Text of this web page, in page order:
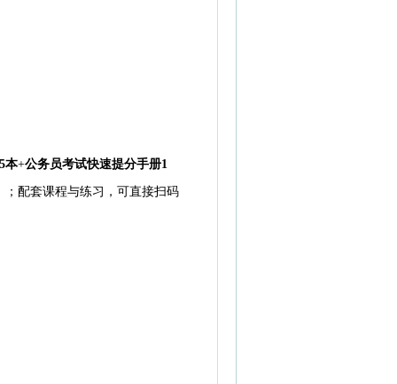
本+公务员考试快速提分手册1
配套课程与练习，可直接扫码